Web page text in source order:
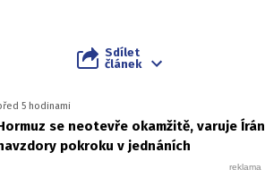
Sdílet
článek
5 hodinami
se neotevře okamžitě, varuje Írán
pokroku v jednáních